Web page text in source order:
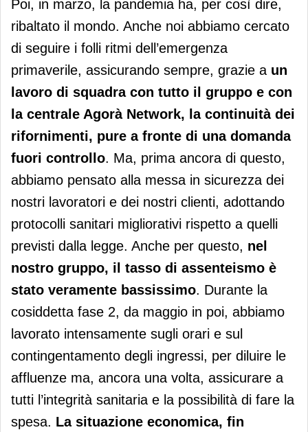
Poi, in marzo, la pandemia ha, per così dire,
ribaltato il mondo. Anche noi abbiamo cercato
di seguire i folli ritmi dell’emergenza
primaverile, assicurando sempre, grazie a un
lavoro di squadra con tutto il gruppo e con
la centrale Agorà Network, la continuità dei
rifornimenti, pure a fronte di una domanda
fuori controllo. Ma, prima ancora di questo,
abbiamo pensato alla messa in sicurezza dei
nostri lavoratori e dei nostri clienti, adottando
protocolli sanitari migliorativi rispetto a quelli
previsti dalla legge. Anche per questo, nel
nostro gruppo, il tasso di assenteismo è
stato veramente bassissimo. Durante la
cosiddetta fase 2, da maggio in poi, abbiamo
lavorato intensamente sugli orari e sul
contingentamento degli ingressi, per diluire le
affluenze ma, ancora una volta, assicurare a
tutti l’integrità sanitaria e la possibilità di fare la
spesa. La situazione economica, fin